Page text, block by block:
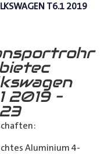
T6.1 2019
2019 –
Aluminium 4-